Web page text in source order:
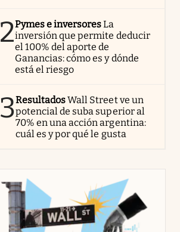
2Pymes e inversoresLa
inversión que permite deducir
el 100% del aporte de
Ganancias: cómo es y dónde
está el riesgo
3ResultadosWall Street ve un
potencial de suba superior al
70% en una acción argentina:
cuál es y por qué le gusta